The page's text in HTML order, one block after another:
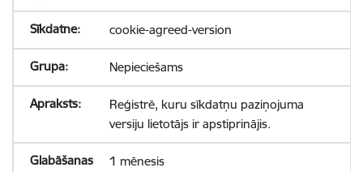
cookie-agreed-version
Nepieciešams
Reģistrē, kuru sīkdatņu paziņojuma
versiju lietotājs ir apstiprinājis.
1 mēnesis